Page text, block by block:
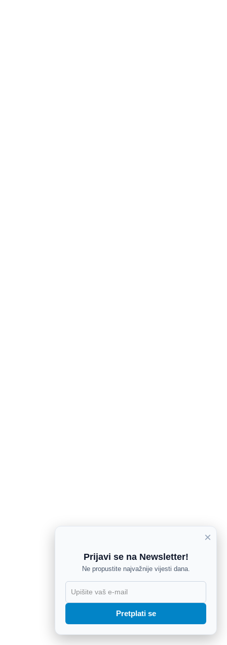
×
Prijavi se na Newsletter!
Ne propustite najvažnije vijesti dana.
Pretplati se